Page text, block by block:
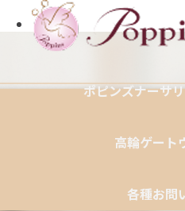
ポピンズナーサ
高輪ゲート
各種お問